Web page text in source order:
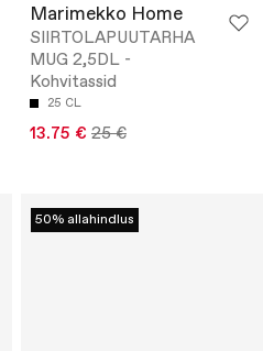
Marimekko Home
SIIRTOLAPUUTARHA
MUG 2,5DL -
Kohvitassid
25 CL
13.75 € 25 €
50% allahindlus